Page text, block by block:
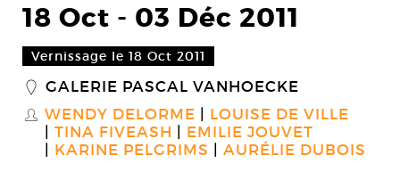
18 Oct - 03 Déc 2011
Vernissage le 18 Oct 2011
_ GALERIE PASCAL VANHOECKE
S WENDY DELORME
LOUISE DE VILLE
TINA FIVEASH
EMILIE JOUVET
KARINE PELGRIMS
AURÉLIE DUBOIS